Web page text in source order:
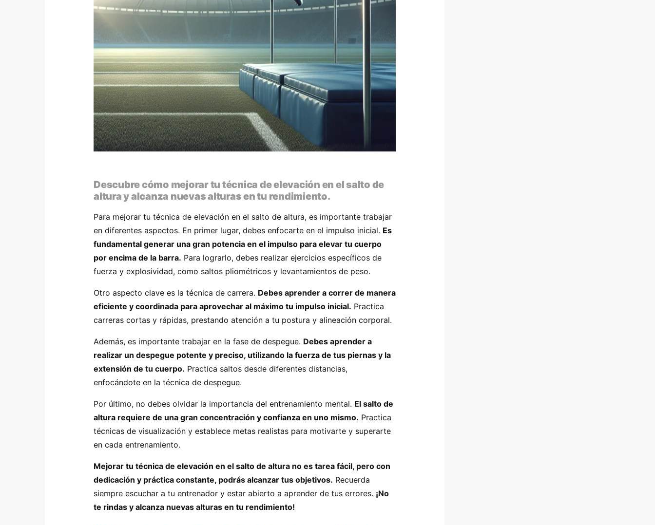
Descubre cómo mejorar tu técnica de elevación en el salto de
altura y alcanza nuevas alturas en tu rendimiento.
Para mejorar tu técnica de elevación en el salto de altura, es importante trabajar
en diferentes aspectos. En primer lugar, debes enfocarte en el impulso inicial. Es
fundamental generar una gran potencia en el impulso para elevar tu cuerpo
por encima de la barra. Para lograrlo, debes realizar ejercicios específicos de
fuerza y explosividad, como saltos pliométricos y levantamientos de peso.
Otro aspecto clave es la técnica de carrera. Debes aprender a correr de manera
eficiente y coordinada para aprovechar al máximo tu impulso inicial. Practica
carreras cortas y rápidas, prestando atención a tu postura y alineación corporal.
Además, es importante trabajar en la fase de despegue. Debes aprender a
realizar un despegue potente y preciso, utilizando la fuerza de tus piernas y la
extensión de tu cuerpo. Practica saltos desde diferentes distancias,
enfocándote en la técnica de despegue.
Por último, no debes olvidar la importancia del entrenamiento mental. El salto de
altura requiere de una gran concentración y confianza en uno mismo. Practica
técnicas de visualización y establece metas realistas para motivarte y superarte
en cada entrenamiento.
Mejorar tu técnica de elevación en el salto de altura no es tarea fácil, pero con
dedicación y práctica constante, podrás alcanzar tus objetivos. Recuerda
siempre escuchar a tu entrenador y estar abierto a aprender de tus errores. ¡No
te rindas y alcanza nuevas alturas en tu rendimiento!